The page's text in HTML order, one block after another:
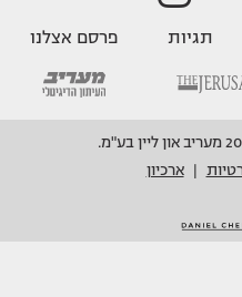
תגיות פרסם אצלנו
ארכיון